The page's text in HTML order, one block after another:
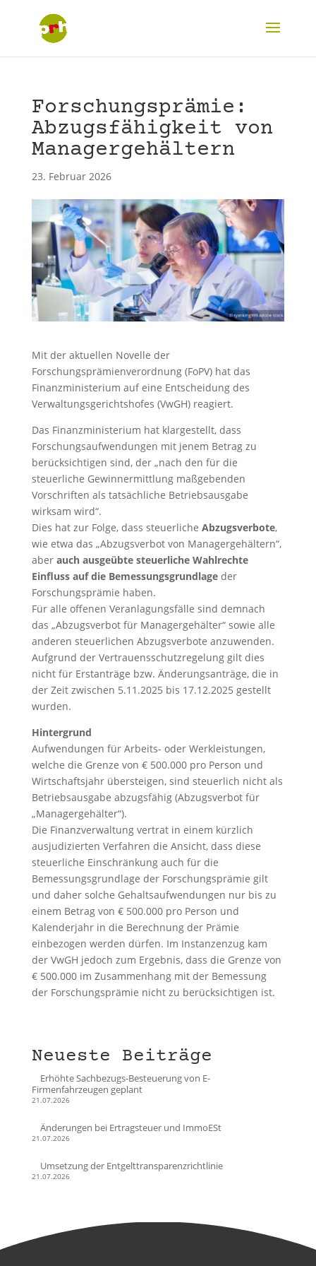
Forschungsprämie:
Abzugsfähigkeit von
Managergehältern
23. Februar 2026
Mit der aktuellen Novelle der
Forschungsprämienverordnung (FoPV) hat das
Finanzministerium auf eine Entscheidung des
Verwaltungsgerichtshofes (VwGH) reagiert.
Das Finanzministerium hat klargestellt, dass
Forschungsaufwendungen mit jenem Betrag zu
berücksichtigen sind, der „nach den für die
steuerliche Gewinnermittlung maßgebenden
Vorschriften als tatsächliche Betriebsausgabe
wirksam wird“.
Dies hat zur Folge, dass steuerliche Abzugsverbote,
wie etwa das „Abzugsverbot von Managergehältern“,
aber auch ausgeübte steuerliche Wahlrechte
Einfluss auf die Bemessungsgrundlageder
Forschungsprämie haben.
Für alle offenen Veranlagungsfälle sind demnach
das „Abzugsverbot für Managergehälter“ sowie alle
anderen steuerlichen Abzugsverbote anzuwenden.
Aufgrund der Vertrauensschutzregelung gilt dies
nicht für Erstanträge bzw. Änderungsanträge, die in
der Zeit zwischen 5.11.2025 bis 17.12.2025 gestellt
wurden.
Hintergrund
Aufwendungen für Arbeits- oder Werkleistungen,
welche die Grenze von € 500.000 pro Person und
Wirtschaftsjahr übersteigen, sind steuerlich nicht als
Betriebsausgabe abzugsfähig (Abzugsverbot für
„Managergehälter“).
Die Finanzverwaltung vertrat in einem kürzlich
ausjudizierten Verfahren die Ansicht, dass diese
steuerliche Einschränkung auch für die
Bemessungsgrundlage der Forschungsprämie gilt
und daher solche Gehaltsaufwendungen nur bis zu
einem Betrag von € 500.000 pro Person und
Kalenderjahr in die Berechnung der Prämie
einbezogen werden dürfen. Im Instanzenzug kam
der VwGH jedoch zum Ergebnis, dass die Grenze von
€ 500.000 im Zusammenhang mit der Bemessung
der Forschungsprämie nicht zu berücksichtigen ist.
Neueste Beiträge
Erhöhte Sachbezugs-Besteuerung von E-
Firmenfahrzeugen geplant
21.07.2026
Änderungen bei Ertragsteuer und ImmoESt
21.07.2026
Umsetzung der Entgelttransparenzrichtlinie
21.07.2026